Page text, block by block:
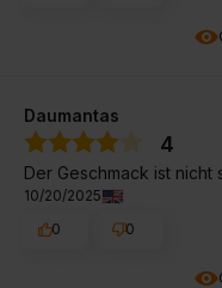
Daumantas
4
Der Geschmack ist nicht
10/20/2025
0
0